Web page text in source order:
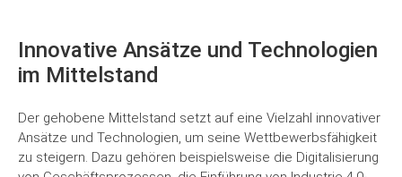
Innovative Ansätze und Technologien
im Mittelstand
Der gehobene Mittelstand setzt auf eine Vielzahl innovativer
Ansätze und Technologien, um seine Wettbewerbsfähigkeit
zu steigern. Dazu gehören beispielsweise die Digitalisierung